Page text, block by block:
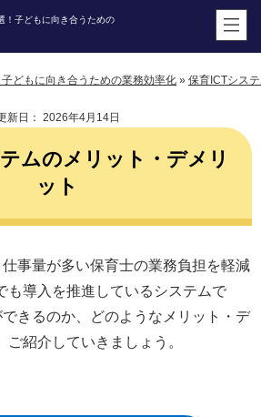
！子どもに向き合うための
どもに向き合うための業務効率化 » 保育ICTシス
新日： 2026年4月14日
ムのメリット・デメリ
ット
事量が多い保育士の業務負担を軽減
も導入を推進しているシステムで
きるのか、どのようなメリット・デ
ご紹介していきましょう。